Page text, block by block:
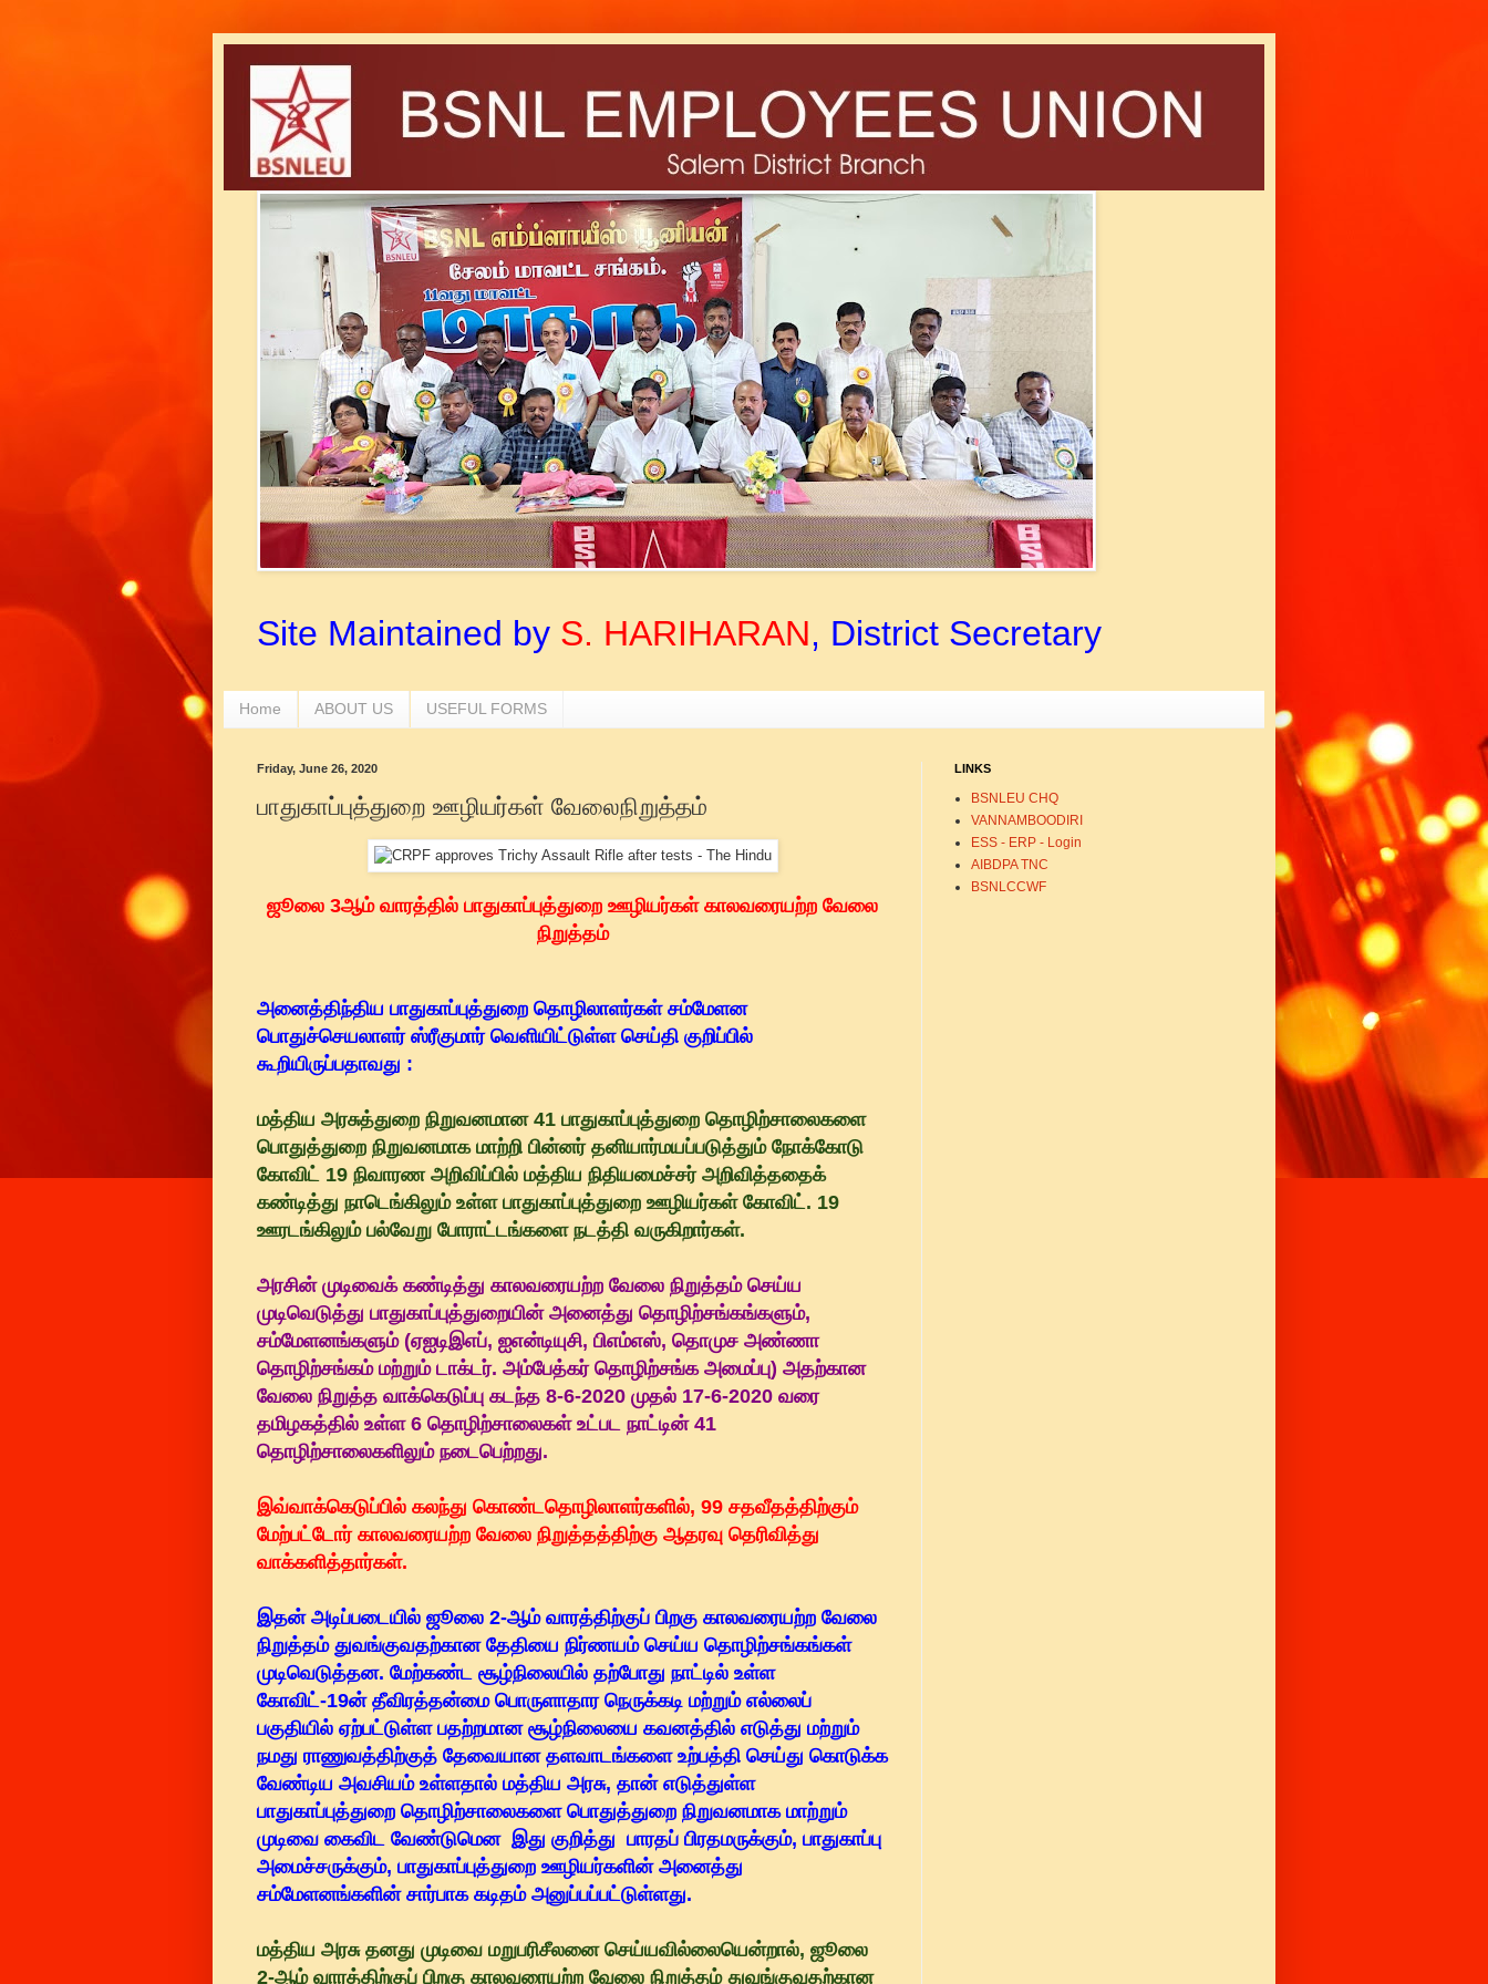
Site Maintained by S. HARIHARAN, District Secretary
Home ABOUT US USEFUL FORMS
Friday, June 26, 2020
பாதுகாப்புத்துறை ஊழியர்கள் வேலைநிறுத்தம்
ஜூலை 3ஆம் வாரத்தில் பாதுகாப்புத்துறை ஊழியர்கள் காலவரையற்ற வேலை
நிறுத்தம்
அனைத்திந்திய பாதுகாப்புத்துறை தொழிலாளர்கள் சம்மேளன
பொதுச்செயலாளர் ஸ்ரீகுமார் வெளியிட்டுள்ள செய்தி குறிப்பில்
கூறியிருப்பதாவது :
மத்திய அரசுத்துறை நிறுவனமான 41 பாதுகாப்புத்துறை தொழிற்சாலைகளை
பொதுத்துறை நிறுவனமாக மாற்றி பின்னர் தனியார்மயப்படுத்தும் நோக்கோடு
கோவிட் 19 நிவாரண அறிவிப்பில் மத்திய நிதியமைச்சர் அறிவித்ததைக்
கண்டித்து நாடெங்கிலும் உள்ள பாதுகாப்புத்துறை ஊழியர்கள் கோவிட். 19
ஊரடங்கிலும் பல்வேறு போராட்டங்களை நடத்தி வருகிறார்கள்.
அரசின் முடிவைக் கண்டித்து காலவரையற்ற வேலை நிறுத்தம் செய்ய
முடிவெடுத்து பாதுகாப்புத்துறையின் அனைத்து தொழிற்சங்கங்களும்,
சம்மேளனங்களும் (ஏஐடிஇஎப், ஐஎன்டியுசி, பிஎம்எஸ், தொமுச அண்ணா
தொழிற்சங்கம் மற்றும் டாக்டர். அம்பேத்கர் தொழிற்சங்க அமைப்பு) அதற்கான
வேலை நிறுத்த வாக்கெடுப்பு கடந்த 8-6-2020 முதல் 17-6-2020 வரை
தமிழகத்தில் உள்ள 6 தொழிற்சாலைகள் உட்பட நாட்டின் 41
தொழிற்சாலைகளிலும் நடைபெற்றது.
இவ்வாக்கெடுப்பில் கலந்து கொண்டதொழிலாளர்களில், 99 சதவீதத்திற்கும்
மேற்பட்டோர் காலவரையற்ற வேலை நிறுத்தத்திற்கு ஆதரவு தெரிவித்து
வாக்களித்தார்கள்.
இதன் அடிப்படையில் ஜூலை 2-ஆம் வாரத்திற்குப் பிறகு காலவரையற்ற வேலை
நிறுத்தம் துவங்குவதற்கான தேதியை நிர்ணயம் செய்ய தொழிற்சங்கங்கள்
முடிவெடுத்தன. மேற்கண்ட சூழ்நிலையில் தற்போது நாட்டில் உள்ள
கோவிட்-19ன் தீவிரத்தன்மை பொருளாதார நெருக்கடி மற்றும் எல்லைப்
பகுதியில் ஏற்பட்டுள்ள பதற்றமான சூழ்நிலையை கவனத்தில் எடுத்து மற்றும்
நமது ராணுவத்திற்குத் தேவையான தளவாடங்களை உற்பத்தி செய்து கொடுக்க
வேண்டிய அவசியம் உள்ளதால் மத்திய அரசு, தான் எடுத்துள்ள
பாதுகாப்புத்துறை தொழிற்சாலைகளை பொதுத்துறை நிறுவனமாக மாற்றும்
முடிவை கைவிட வேண்டுமென இது குறித்து பாரதப் பிரதமருக்கும், பாதுகாப்பு
அமைச்சருக்கும், பாதுகாப்புத்துறை ஊழியர்களின் அனைத்து
சம்மேளனங்களின் சார்பாக கடிதம் அனுப்பப்பட்டுள்ளது.
மத்திய அரசு தனது முடிவை மறுபரிசீலனை செய்யவில்லையென்றால், ஜூலை
2-ஆம் வாரத்திற்குப் பிறகு காலவரையற்ற வேலை நிறுத்தம் துவங்குவதற்கான
LINKS
BSNLEU CHQ
VANNAMBOODIRI
ESS - ERP - Login
AIBDPA TNC
BSNLCCWF